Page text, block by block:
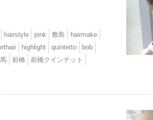
hairstyle pink 敷島
hairmake
highlight quintetto
bob
前橋
前橋クインテット